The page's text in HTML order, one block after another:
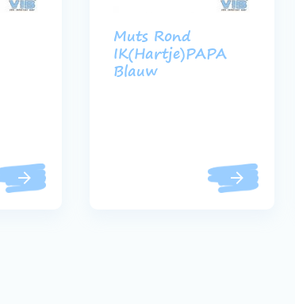
Muts Rond
IK(Hartje)PAPA
Blauw